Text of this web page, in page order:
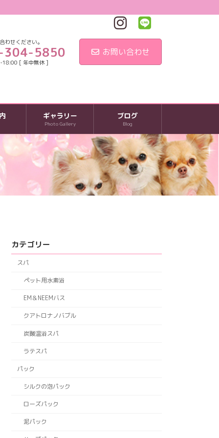
わせください。
304-5850
18:00 [ 年中無休 ]
お問い合わせ
ギャラリー
Photo Gallery
ブログ
Blog
カテゴリー
スパ
ペット用水素浴
EM＆NEEMバス
クアトロナノバブル
炭酸温浴スパ
ラテスパ
パック
シルクの泡パック
ローズパック
泥パック